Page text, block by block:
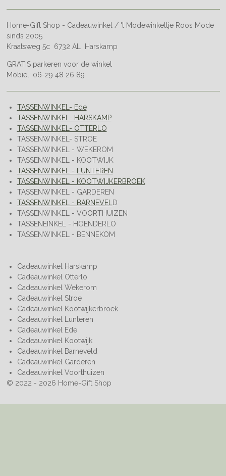
Home-Gift Shop - Cadeauwinkel / 't Modewinkeltje Roos Mode
sinds 2005
Kraatsweg 5c 6732 AL Harskamp
GRATIS parkeren voor de winkel
Mobiel: 06-29 48 26 89
TASSENWINKEL- Ede
TASSENWINKEL- HARSKAMP
TASSENWINKEL- OTTERLO
TASSENWINKEL- STROE
TASSENWINKEL - WEKEROM
TASSENWINKEL - KOOTWIJK
TASSENWINKEL - LUNTEREN
TASSENWINKEL - KOOTWIJKERBROEK
TASSENWINKEL - GARDEREN
TASSENWINKEL - BARNEVEL
D
TASSENWINKEL - VOORTHUIZEN
TASSENEINKEL - HOENDERLO
TASSENWINKEL - BENNEKOM
Cadeauwinkel Harskamp
Cadeauwinkel Otterlo
Cadeauwinkel Wekerom
Cadeauwinkel Stroe
Cadeauwinkel Kootwijkerbroek
Cadeauwinkel Lunteren
Cadeauwinkel Ede
Cadeauwinkel Kootwijk
Cadeauwinkel Barneveld
Cadeauwinkel Garderen
Cadeauwinkel Voorthuizen
© 2022 - 2026 Home-Gift Shop